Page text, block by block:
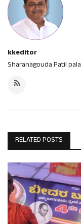
kkeditor
Sharanagouda Patil pala
RELATED POSTS